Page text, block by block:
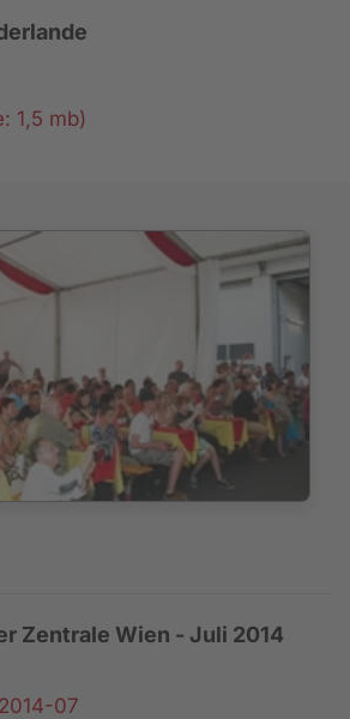
1,5 mb)
Zentrale Wien - Juli 2014
07